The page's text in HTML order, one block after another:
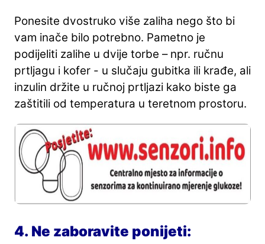
Ponesite dvostruko više zaliha nego što bi
vam inače bilo potrebno. Pametno je
podijeliti zalihe u dvije torbe – npr. ručnu
prtljagu i kofer - u slučaju gubitka ili krađe, ali
inzulin držite u ručnoj prtljazi kako biste ga
zaštitili od temperatura u teretnom prostoru.
4. Ne zaboravite ponijeti: